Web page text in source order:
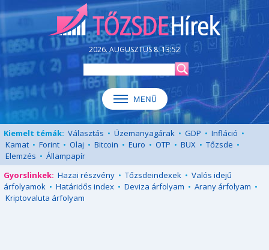
2026. AUGUSZTUS 8. 13:52
Kiemelt témák: Választás • Üzemanyagárak • GDP • Infláció •
Kamat • Forint • Olaj • Bitcoin • Euro • OTP • BUX • Tőzsde •
Elemzés • Állampapír
Gyorslinkek: Hazai részvény • Tőzsdeindexek • Valós idejű
árfolyamok • Határidős index • Deviza árfolyam • Arany árfolyam •
Kriptovaluta árfolyam